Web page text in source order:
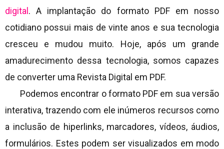
digital. A implantação do formato PDF em nosso
cotidiano possui mais de vinte anos e sua tecnologia
cresceu e mudou muito. Hoje, após um grande
amadurecimento dessa tecnologia, somos capazes
de converter uma Revista Digital em PDF.
Podemos encontrar o formato PDF em sua versão
interativa, trazendo com ele inúmeros recursos como
a inclusão de hiperlinks, marcadores, vídeos, áudios,
formulários. Estes podem ser visualizados em modo